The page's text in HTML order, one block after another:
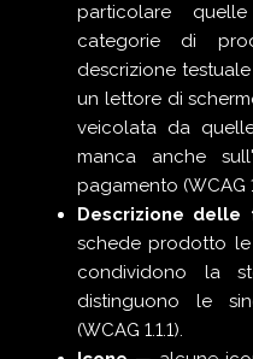
particolare
categorie di
descrizione
un lettore di
veicolata da
manca anche
pagamento (WCAG
Descrizione
schede prodotto
condividono la
distinguono le
(WCAG 1.1.1).